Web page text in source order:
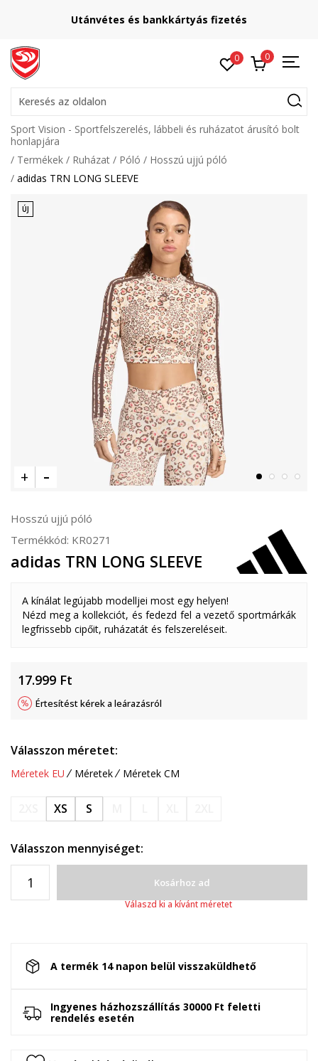
Utánvétes és bankkártyás fizetés
0 0
Keresés az oldalon
Sport Vision - Sportfelszerelés, lábbeli és ruházatot árusító bolt
honlapjára
Termékek
Ruházat Póló
Hosszú ujjú póló
adidas TRN LONG SLEEVE
ÚJ
Hosszú ujjú póló
Termékkód: KR0271
adidas TRN LONG SLEEVE
A kínálat legújabb modelljei most egy helyen!
Nézd meg a kollekciót, és fedezd fel a vezető sportmárkák
legfrissebb cipőit, ruházatát és felszereléseit.
17.999 Ft
Értesítést kérek a leárazásról
Válasszon méretet:
Méretek EU Méretek Méretek CM
XS S
Válasszon mennyiséget:
Kosárhoz ad
Válaszd ki a kívánt méretet
A termék 14 napon belül visszaküldhető
Ingyenes házhozszállítás 30000 Ft feletti
rendelés esetén